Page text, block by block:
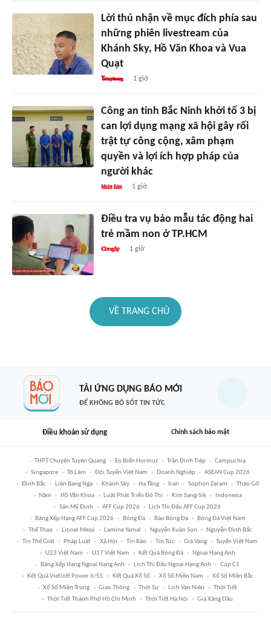
Lời thú nhận về mục đích phía sau
những phiên livestream của
Khánh Sky, Hồ Văn Khoa và Vua
Quạt
1 giờ
Công an tỉnh Bắc Ninh khởi tố 3 bị
can lợi dụng mạng xã hội gây rối
trật tự công cộng, xâm phạm
quyền và lợi ích hợp pháp của
người khác
1 giờ
Điều tra vụ bảo mẫu tác động hai
trẻ mầm non ở TP.HCM
1 giờ
VỀ TRANG CHỦ
TẢI ỨNG DỤNG BÁO MỚI
ĐỂ KHÔNG BỎ SÓT TIN TỨC
Điều khoản sử dụng Chính sách bảo mật
THPT Chuyên Tuyên Quang Eo Biển Hormuz Trần Đình Tiệp
Campuchia
Singapore
Tô Lâm Đội Tuyển Việt Nam Doanh Nghiệp
ASEAN Cup 2026
Đình Bắc
Liên Bang Nga Khánh Sky Hạ Tầng Iran Sophon Zaram
Tháo Gỡ
Năm
Hồ Văn Khoa Luật Phát Triển Đô Thị Kim Sang-Sik
Indonesia
Sân Mỹ Đình
AFF Cup 2026
Lịch Thi Đấu AFF Cup 2026
Bảng Xếp Hạng AFF Cup 2026
Bóng Đá Báo Bóng Đá
Bóng Đá Việt Nam
Thể Thao
Lionel Messi Lamine Yamal Nguyễn Xuân Son
Nguyễn Đình Bắc
Tin Thế Giới
Pháp Luật Xã Hội Tin Bão Tin Tức Giá Vàng
Tuyển Việt Nam
U23 Việt Nam
U17 Việt Nam Kết Quả Bóng Đá
Ngoại Hạng Anh
Bảng Xếp Hạng Ngoại Hạng Anh
Lịch Thi Đấu Ngoại Hạng Anh
Cúp C1
Kết Quả Vietlott Power 6/55
Kết Quả Xổ Số Xổ Số Miền Nam
Xổ Số Miền Bắc
Xổ Số Miền Trung
Giao Thông Thời Sự Lịch Vạn Niên
Thời Tiết
Thời Tiết Thành Phố Hồ Chí Minh
Thời Tiết Hà Nội Giá Xăng Dầu